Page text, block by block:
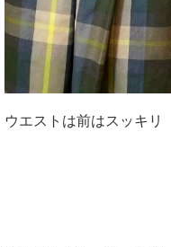
ウエストは前はスッキリ